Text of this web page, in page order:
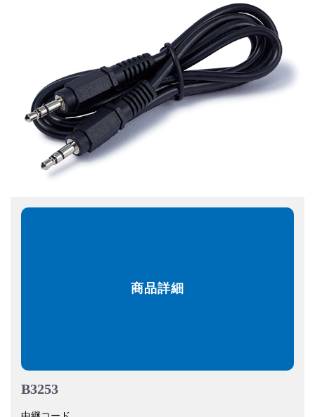
商品詳細
B3253